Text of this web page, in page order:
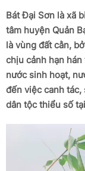
Bát Đại Sơn là xã
tâm huyện Quản
là vùng đất cằn,
chịu cảnh hạn
nước sinh hoạt,
đến việc canh tác,
dân tộc thiểu số